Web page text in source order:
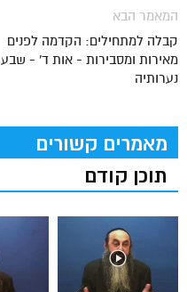
המאמר הבא
קבלה למתחילים: הקדמה לפנים
מאירות ומסבירות - אות ד' - שבע
נערותיה
מאמרים קשורים
תוכן קודם